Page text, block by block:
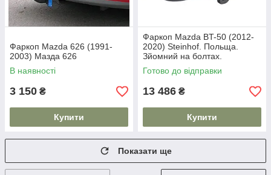
Фаркоп Mazda 626 (1991-
2003) Мазда 626
В наявності
3 150 ₴
Купити
Фаркоп Mazda BT-50 (2012-
2020) Steinhof. Польща.
Зйомний на болтах.
Готово до відправки
13 486 ₴
Купити
Показати ще